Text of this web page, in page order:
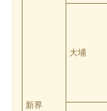
新界
大埔